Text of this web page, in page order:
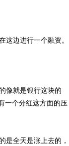
边进行一个融资。
像就是银行这块的
一个分红这方面的压
是全天是涨上去的，